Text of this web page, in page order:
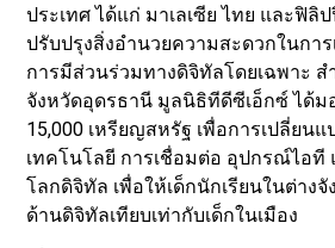
ประเทศ ได้แก่ มาเลเซีย ไทย และฟิลิ
ปรับปรุงสิ่งอำนวยความสะดวกในการ
การมีส่วนร่วมทางดิจิทัลโดยเฉพาะ ส
จังหวัดอุดรธานี มูลนิธิทีดีซีเอ็กซ์ ได้ม
15,000 เหรียญสหรัฐ เพื่อการเปลี่ยน
เทคโนโลยี การเชื่อมต่อ อุปกรณ์ไอที
โลกดิจิทัล เพื่อให้เด็กนักเรียนในต่าง
ด้านดิจิทัลเทียบเท่ากับเด็กในเมือง